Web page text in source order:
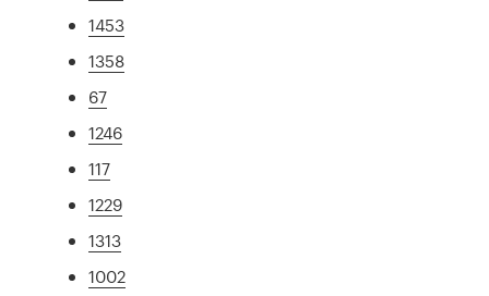
1453
1358
67
1246
117
1229
1313
1002